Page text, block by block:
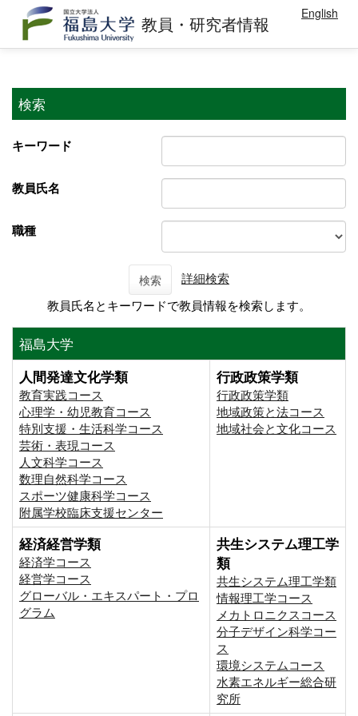
教員・研究者情報 English
検索
キーワード
教員氏名
職種
検索
詳細検索
教員氏名とキーワードで教員情報を検索します。
福島大学
人間発達文化学類
教育実践コース
心理学・幼児教育コース
特別支援・生活科学コース
芸術・表現コース
人文科学コース
数理自然科学コース
スポーツ健康科学コース
附属学校臨床支援センター
行政政策学類
行政政策学類
地域政策と法コース
地域社会と文化コース
経済経営学類
経済学コース
経営学コース
グローバル・エキスパート・プロ
グラム
共生システム理工学
類
共生システム理工学類
情報理工学コース
メカトロニクスコース
分子デザイン科学コー
ス
環境システムコース
⽔素エネルギー総合研
究所